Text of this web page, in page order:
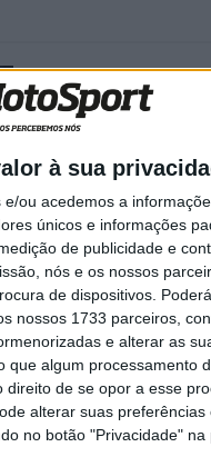
à sua
e/ou acedemos a
únicos e informações
de publicidade e
nós e os nossos
de dispositivos.
nossos 1733 parceiros,
e alterar as
que algum processamento
de se opor a esse
alterar suas
no botão "Privacidade"
MotoGP: Jack Miller
adeus após 16
nos Grandes Prémios
os pneus, sabia
destruía o pneu.
o ritmo. Mas a
havia demasiada
hipóteses de vitória,
à minha frente”